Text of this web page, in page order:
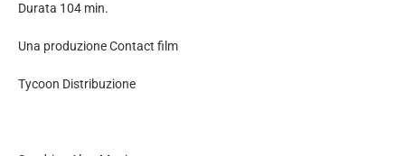
Durata 104 min.
Una produzione Contact film
Tycoon Distribuzione